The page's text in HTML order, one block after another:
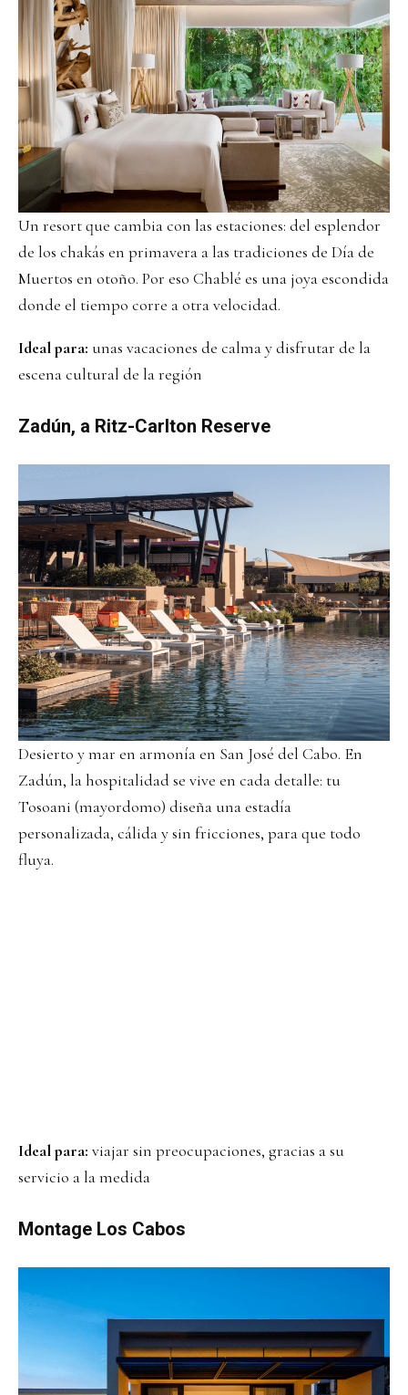
Un resort que cambia con las estaciones: del esplendor
de los chakás en primavera a las tradiciones de Día de
Muertos en otoño. Por eso Chablé es una joya escondida
donde el tiempo corre a otra velocidad.
Ideal para: unas vacaciones de calma y disfrutar de la
escena cultural de la región
Zadún, a Ritz-Carlton Reserve
Desierto y mar en armonía en San José del Cabo. En
Zadún, la hospitalidad se vive en cada detalle: tu
Tosoani (mayordomo) diseña una estadía
personalizada, cálida y sin fricciones, para que todo
fluya.
Ideal para: viajar sin preocupaciones, gracias a su
servicio a la medida
Montage Los Cabos